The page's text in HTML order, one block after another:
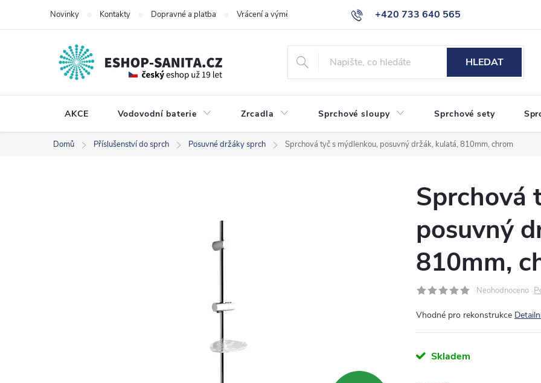
+420 733 640 565
info@eshop-sanita.cz
Novinky Kontakty Dopravné a platba Vrácení a výměna zboží Reklamace Obchodní podmínky
HLEDAT
AKCE Vodovodní baterie Zrcadla Sprchové sloupy Sprchové sety
Domů Příslušenství do sprch Posuvné držáky sprch Sprchová tyč s mýdlenkou, posuvný držák, kulatá, 810mm, chrom
Sprchová
posuvný
810mm,
Neohodnoceno
Vhodné pro rekonstrukce
Skladem